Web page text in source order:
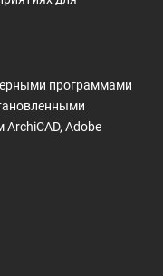
программами
Adobe